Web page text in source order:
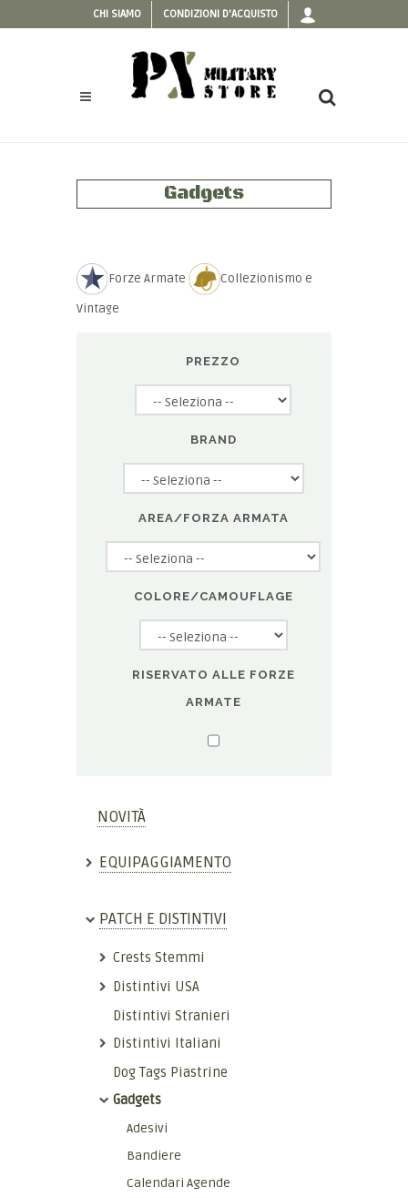
CHI SIAMO CONDIZIONI D'ACQUISTO
Gadgets
Forze Armate Collezionismo e
Vintage
PREZZO
BRAND
AREA/FORZA ARMATA
COLORE/CAMOUFLAGE
RISERVATO ALLE FORZE
ARMATE
NOVITÀ
EQUIPAGGIAMENTO
PATCH E DISTINTIVI
Crests Stemmi
Distintivi USA
Distintivi Stranieri
Distintivi Italiani
Dog Tags Piastrine
Gadgets
Adesivi
Bandiere
Calendari Agende